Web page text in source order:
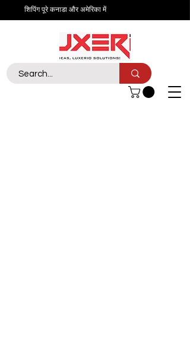
शिपिंग पूरे कनाडा और अमेरिका में